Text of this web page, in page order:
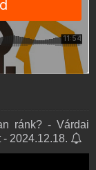
ránk? - Várdai
2024.12.18.